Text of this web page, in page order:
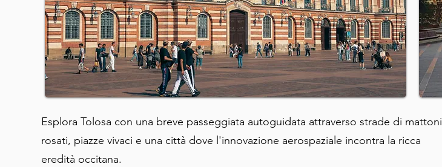
Esplora Tolosa con una breve passeggiata autoguidata attraverso strade di mattoni
rosati, piazze vivaci e una città dove l'innovazione aerospaziale incontra la ricca
eredità occitana.